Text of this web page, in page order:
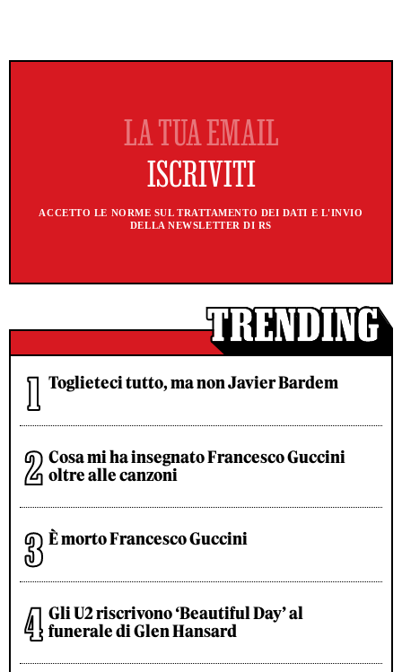
ACCETTO LE NORME SUL TRATTAMENTO DEI DATI E L'INVIO
DELLA NEWSLETTER DI RS
Toglieteci tutto, ma non Javier Bardem
Cosa mi ha insegnato Francesco Guccini
oltre alle canzoni
È morto Francesco Guccini
Gli U2 riscrivono ‘Beautiful Day’ al
funerale di Glen Hansard